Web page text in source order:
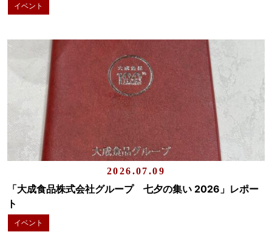
イベント
2026.07.09
「大成食品株式会社グループ 七夕の集い 2026」レポー
ト
イベント